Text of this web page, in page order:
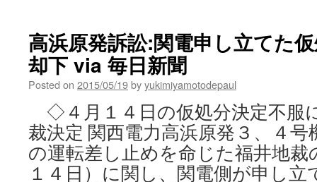
高浜原発訴訟:関電申し立てた
却下 via 毎日新聞
Posted on 2015/05/19byyukimiyamotodepaul
◇４月１４日の仮処分決定不服
裁決定 関西電力高浜原発３、４
の運転差し止めを命じた福井地裁
１４日）に関し、関電側が申し立